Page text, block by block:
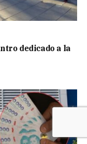
dedicado a la